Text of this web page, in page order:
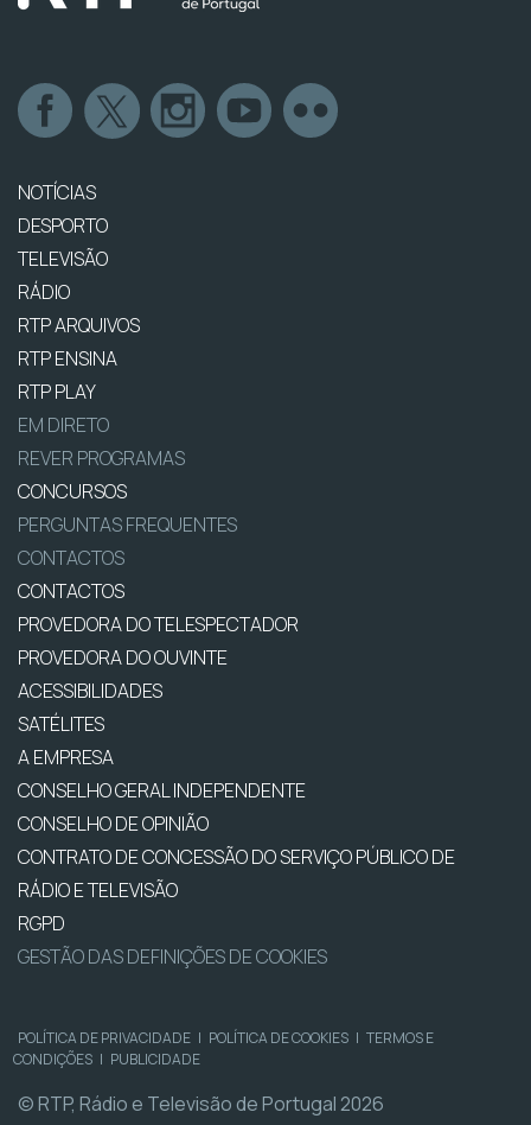
NOTÍCIAS
DESPORTO
TELEVISÃO
RÁDIO
RTP ARQUIVOS
RTP ENSINA
RTP PLAY
EM DIRETO
REVER PROGRAMAS
CONCURSOS
PERGUNTAS FREQUENTES
CONTACTOS
CONTACTOS
PROVEDORA DO TELESPECTADOR
PROVEDORA DO OUVINTE
ACESSIBILIDADES
SATÉLITES
A EMPRESA
CONSELHO GERAL INDEPENDENTE
CONSELHO DE OPINIÃO
CONTRATO DE CONCESSÃO DO SERVIÇO PÚBLICO DE
RÁDIO E TELEVISÃO
RGPD
GESTÃO DAS DEFINIÇÕES DE COOKIES
POLÍTICA DE PRIVACIDADE | POLÍTICA DE COOKIES | TERMOS E
CONDIÇÕES | PUBLICIDADE
© RTP, Rádio e Televisão de Portugal 2026